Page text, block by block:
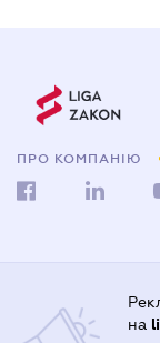
ПРО КОМПАНІЮ
на